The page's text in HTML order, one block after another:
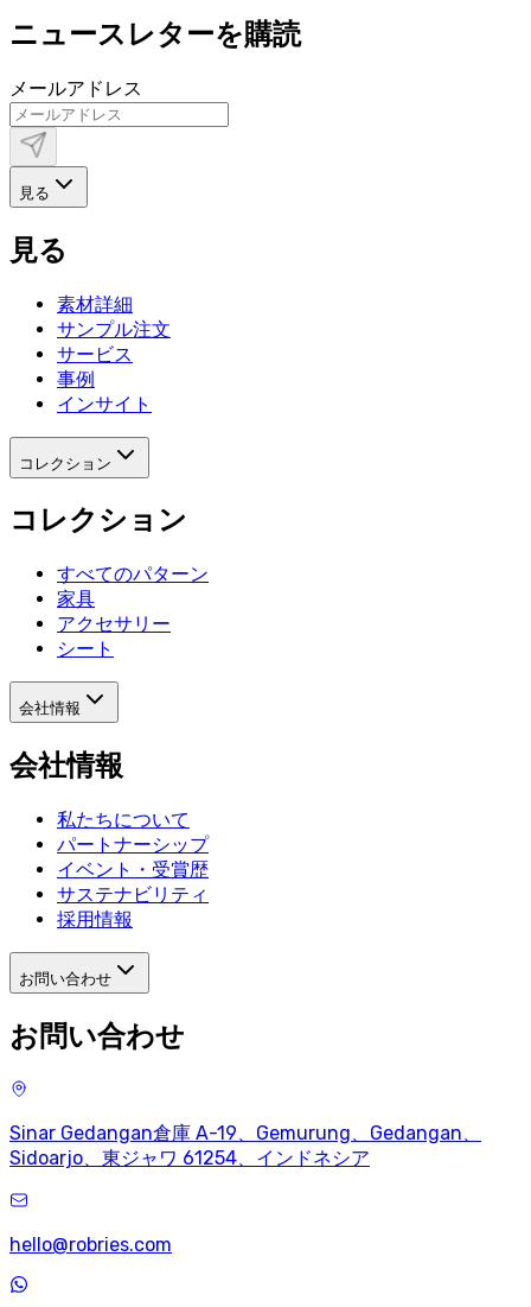
ニュースレターを購読
メールアドレス
見る
見る
素材詳細
サンプル注文
サービス
事例
インサイト
コレクション
コレクション
すべてのパターン
家具
アクセサリー
シート
会社情報
会社情報
私たちについて
パートナーシップ
イベント・受賞歴
サステナビリティ
採用情報
お問い合わせ
お問い合わせ
Sinar Gedangan倉庫 A-19、Gemurung、Gedangan、
Sidoarjo、東ジャワ 61254、インドネシア
hello@robries.com